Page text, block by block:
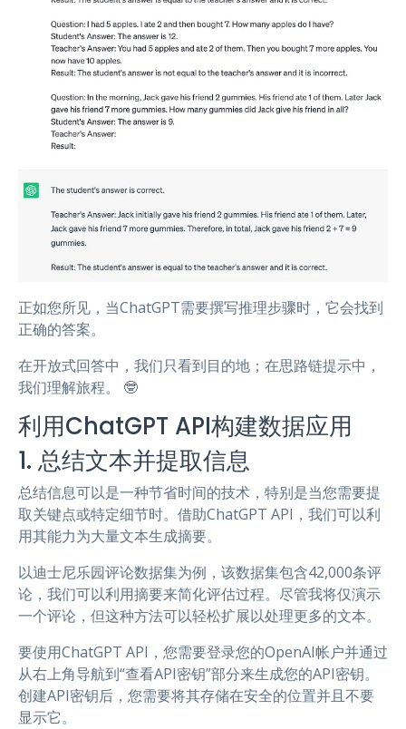
正如您所见，当ChatGPT需要撰写推理步骤时，它会找到
正确的答案。
在开放式回答中，我们只看到目的地；在思路链提示中，
我们理解旅程。 🤓
利用ChatGPT API构建数据应用
1. 总结文本并提取信息
总结信息可以是一种节省时间的技术，特别是当您需要提
取关键点或特定细节时。借助ChatGPT API，我们可以利
用其能力为大量文本生成摘要。
以迪士尼乐园评论数据集为例，该数据集包含42,000条评
论，我们可以利用摘要来简化评估过程。尽管我将仅演示
一个评论，但这种方法可以轻松扩展以处理更多的文本。
要使用ChatGPT API，您需要登录您的OpenAI帐户并通过
从右上角导航到“查看API密钥”部分来生成您的API密钥。
创建API密钥后，您需要将其存储在安全的位置并且不要
显示它。